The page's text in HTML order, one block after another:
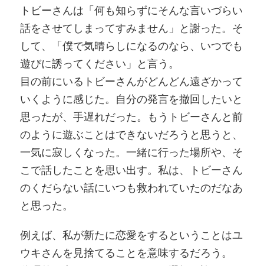
トビーさんは「何も知らずにそんな言いづらい
話をさせてしまってすみません」と謝った。そ
して、「僕で気晴らしになるのなら、いつでも
遊びに誘ってください」と言う。
目の前にいるトビーさんがどんどん遠ざかって
いくように感じた。自分の発言を撤回したいと
思ったが、手遅れだった。もうトビーさんと前
のように遊ぶことはできないだろうと思うと、
一気に寂しくなった。一緒に行った場所や、そ
こで話したことを思い出す。私は、トビーさん
のくだらない話にいつも救われていたのだなあ
と思った。
例えば、私が新たに恋愛をするということはユ
ウキさんを見捨てることを意味するだろう。